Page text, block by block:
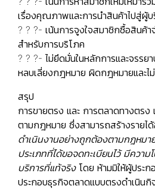
เรื่องคุณภาพและการนำสินค้าไปสู่ผู้
? ? ?- เน้นการจูงใจสมาชิกซื้อสินค้า
สำหรับการบริโภค
? ? ?- ไม่ยึดมั่นในหลักการและจรร
หลบเลี่ยงกฎหมาย ผิดกฎหมายและไ
สรุป
การขายตรง และ การตลาดทางตรง
ตามกฎหมาย ซึ่งสามารถสร้างรายไ
ดำเนินงานอย่างถูกต้องตามกฎหมา
ประเภทที่ได้ขอจดทะเบียนไว้ มีความ
บริการที่แท้จริงโดย ห้ามมิให้ผู้ประก
ประกอบธุรกิจตลาดแบบตรงดําเนินกิ